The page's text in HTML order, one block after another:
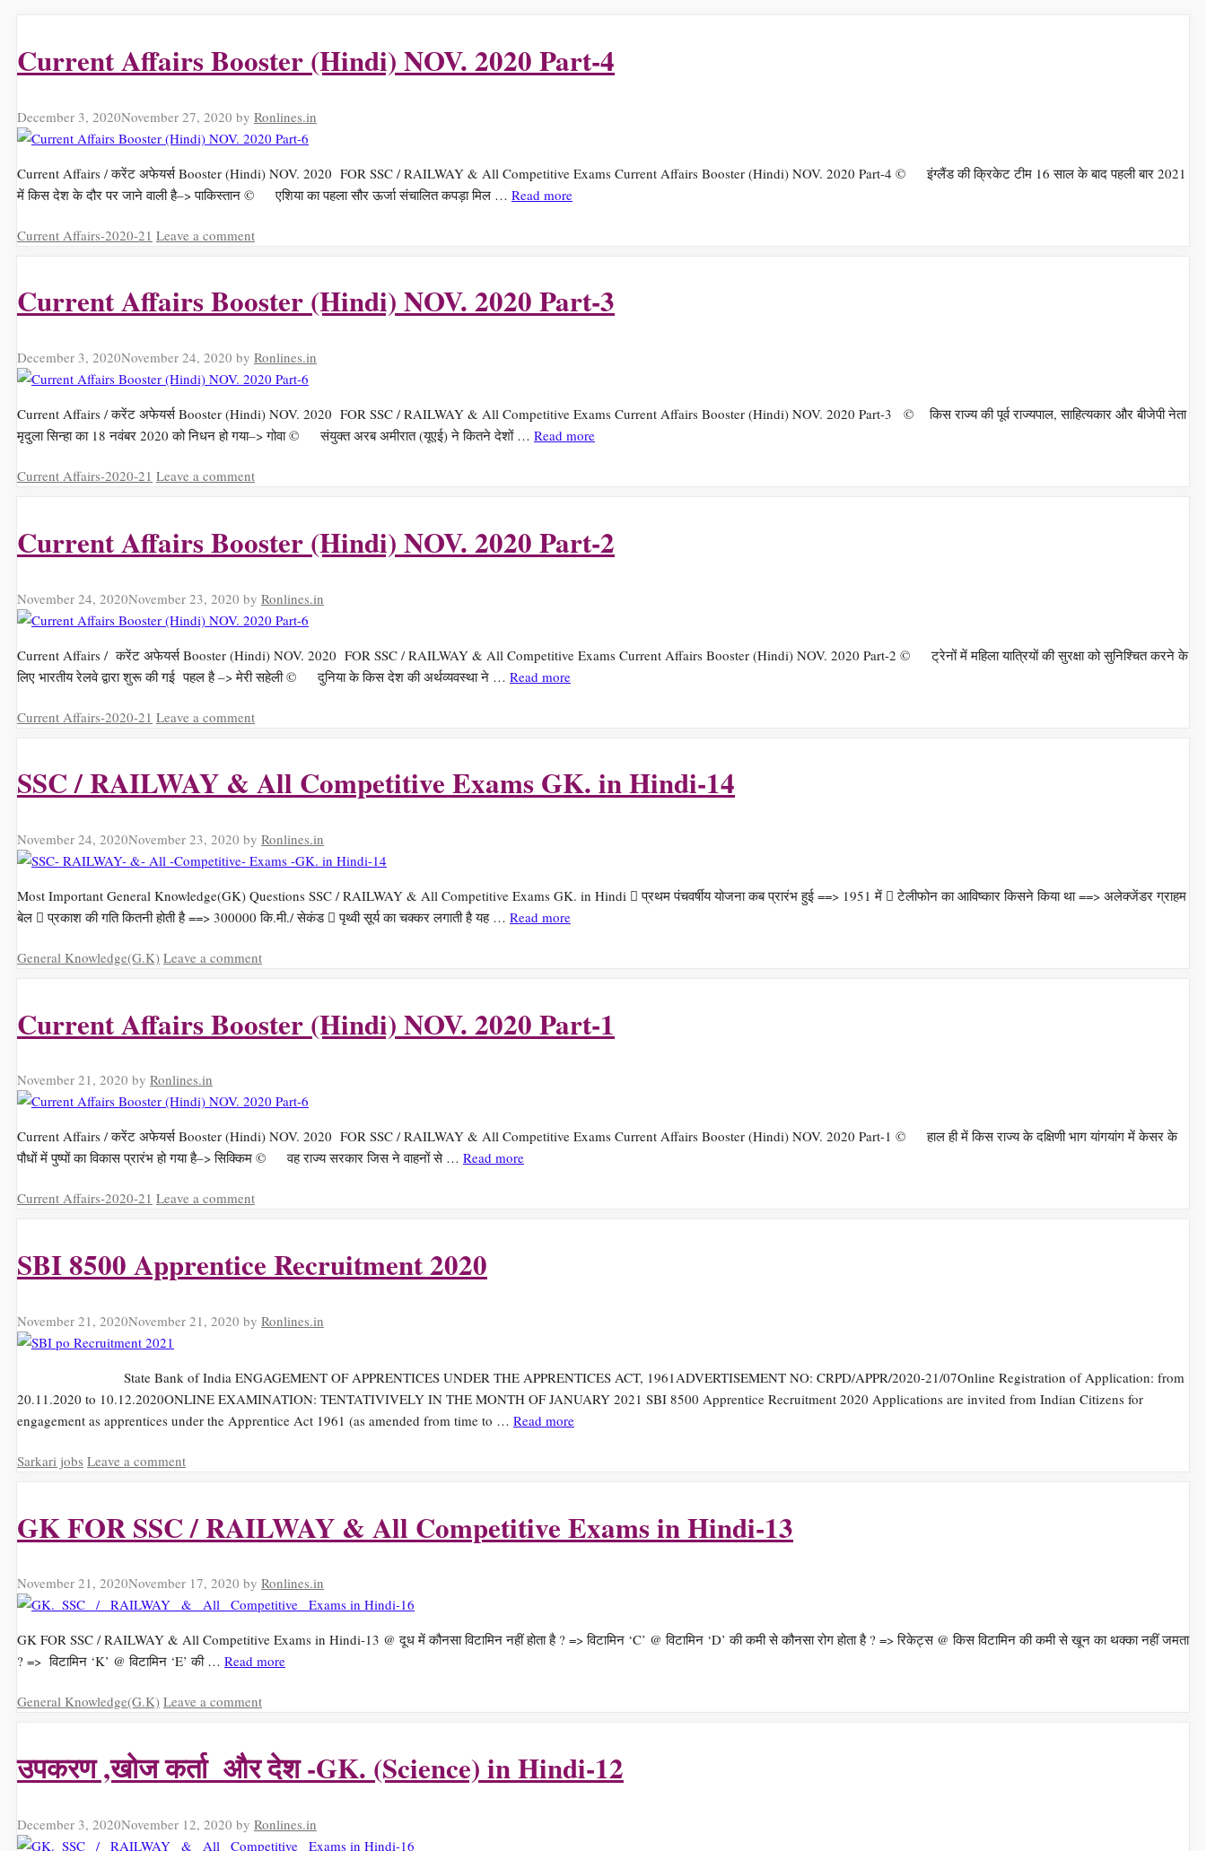
Current Affairs Booster (Hindi) NOV. 2020 Part-4
December 3, 2020November 27, 2020 by Ronlines.in
Current Affairs / करेंट अफेयर्स Booster (Hindi) NOV. 2020 FOR SSC / RAILWAY & All Competitive Exams Current Affairs Booster (Hindi) NOV. 2020 Part-4 © इंग्लैंड की क्रिकेट टीम 16 साल के बाद पहली बार 2021
में किस देश के दौर पर जाने वाली है–> पाकिस्तान © एशिया का पहला सौर ऊर्जा संचालित कपड़ा मिल … Read more
Categories
Current Affairs-2020-21 Leave a comment
Current Affairs Booster (Hindi) NOV. 2020 Part-3
December 3, 2020November 24, 2020 by Ronlines.in
Current Affairs / करेंट अफेयर्स Booster (Hindi) NOV. 2020 FOR SSC / RAILWAY & All Competitive Exams Current Affairs Booster (Hindi) NOV. 2020 Part-3 © किस राज्य की पूर्व राज्यपाल, साहित्यकार और बीजेपी नेता
मृदुला सिन्हा का 18 नवंबर 2020 को निधन हो गया–> गोवा © संयुक्त अरब अमीरात (यूएई) ने कितने देशों … Read more
Categories
Current Affairs-2020-21 Leave a comment
Current Affairs Booster (Hindi) NOV. 2020 Part-2
November 24, 2020November 23, 2020 by Ronlines.in
Current Affairs / करेंट अफेयर्स Booster (Hindi) NOV. 2020 FOR SSC / RAILWAY & All Competitive Exams Current Affairs Booster (Hindi) NOV. 2020 Part-2 © ट्रेनों में महिला यात्रियों की सुरक्षा को सुनिश्चित करने के
लिए भारतीय रेलवे द्वारा शुरू की गई पहल है –> मेरी सहेली © दुनिया के किस देश की अर्थव्यवस्था ने … Read more
Categories
Current Affairs-2020-21 Leave a comment
SSC / RAILWAY & All Competitive Exams GK. in Hindi-14
November 24, 2020November 23, 2020 by Ronlines.in
Most Important General Knowledge(GK) Questions SSC / RAILWAY & All Competitive Exams GK. in Hindi  प्रथम पंचवर्षीय योजना कब प्रारंभ हुई ==> 1951 में  टेलीफोन का आविष्कार किसने किया था ==> अलेक्जेंडर ग्राहम
बेल  प्रकाश की गति कितनी होती है ==> 300000 कि.मी./ सेकंड  पृथ्वी सूर्य का चक्कर लगाती है यह … Read more
Categories
General Knowledge(G.K) Leave a comment
Current Affairs Booster (Hindi) NOV. 2020 Part-1
November 21, 2020 by Ronlines.in
Current Affairs / करेंट अफेयर्स Booster (Hindi) NOV. 2020 FOR SSC / RAILWAY & All Competitive Exams Current Affairs Booster (Hindi) NOV. 2020 Part-1 © हाल ही में किस राज्य के दक्षिणी भाग यांगयांग में केसर के
पौधों में पुष्पों का विकास प्रारंभ हो गया है–> सिक्किम © वह राज्य सरकार जिस ने वाहनों से … Read more
Categories
Current Affairs-2020-21 Leave a comment
SBI 8500 Apprentice Recruitment 2020
November 21, 2020November 21, 2020 by Ronlines.in
State Bank of India ENGAGEMENT OF APPRENTICES UNDER THE APPRENTICES ACT, 1961ADVERTISEMENT NO: CRPD/APPR/2020-21/07Online Registration of Application: from
20.11.2020 to 10.12.2020ONLINE EXAMINATION: TENTATIVIVELY IN THE MONTH OF JANUARY 2021 SBI 8500 Apprentice Recruitment 2020 Applications are invited from Indian Citizens for
engagement as apprentices under the Apprentice Act 1961 (as amended from time to … Read more
Categories
Sarkari jobs Leave a comment
GK FOR SSC / RAILWAY & All Competitive Exams in Hindi-13
November 21, 2020November 17, 2020 by Ronlines.in
GK FOR SSC / RAILWAY & All Competitive Exams in Hindi-13 @ दूध में कौनसा विटामिन नहीं होता है ? => विटामिन ‘C’ @ विटामिन ‘D’ की कमी से कौनसा रोग होता है ? => रिकेट्स @ किस विटामिन की कमी से खून का थक्का नहीं जमता
? => विटामिन ‘K’ @ विटामिन ‘E’ की … Read more
Categories
General Knowledge(G.K) Leave a comment
उपकरण ,खोज कर्ता और देश -GK. (Science) in Hindi-12
December 3, 2020November 12, 2020 by Ronlines.in